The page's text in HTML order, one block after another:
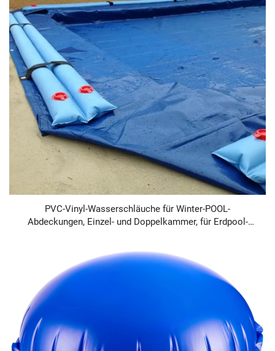
PVC-Vinyl-Wasserschläuche für Winter-POOL-
Abdeckungen, Einzel- und Doppelkammer, für Erdpool-